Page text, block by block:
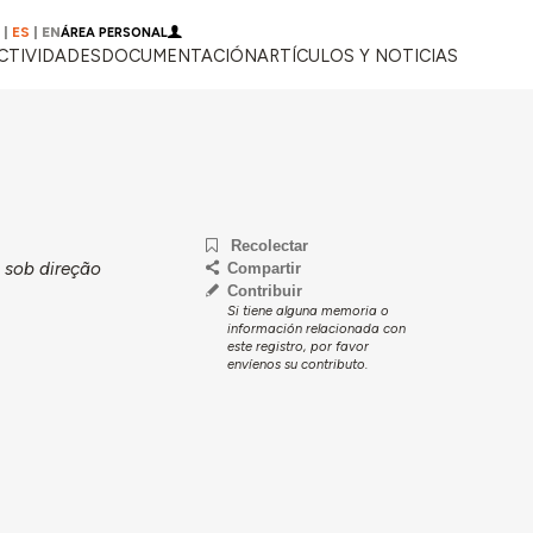
ES ENÁREA PERSONAL
DOCUMENTACIÓNARTÍCULOS Y NOTICIAS
sob direção
Recolectar
Compartir
Contribuir
Si tiene alguna memoria o
información relacionada con
este registro, por favor
envíenos su contributo.